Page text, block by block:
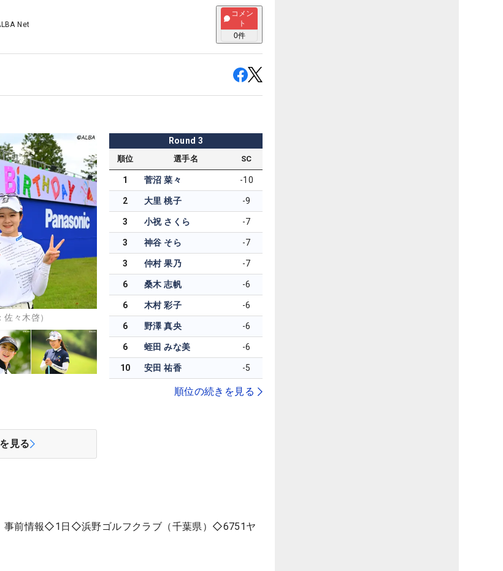
Net
コメン
ト
0件
々木啓）
見る
Round 3
順位 選手名 SC
1 菅沼 菜々 -10
2 大里 桃子 -9
3 小祝 さくら -7
3 神谷 そら -7
3 仲村 果乃 -7
6 桑木 志帆 -6
6 木村 彩子 -6
6 野澤 真央 -6
6 蛭田 みな美 -6
10 安田 祐香 -5
順位の続きを見る
事前情報◇1日◇浜野ゴルフクラブ（千葉県）◇6751ヤ